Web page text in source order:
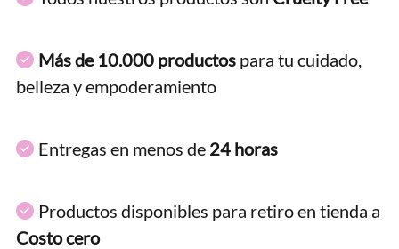
Más de 10.000 productos para tu cuidado,
belleza y empoderamiento
Entregas en menos de 24 horas
Productos disponibles para retiro en tienda a
Costo cero